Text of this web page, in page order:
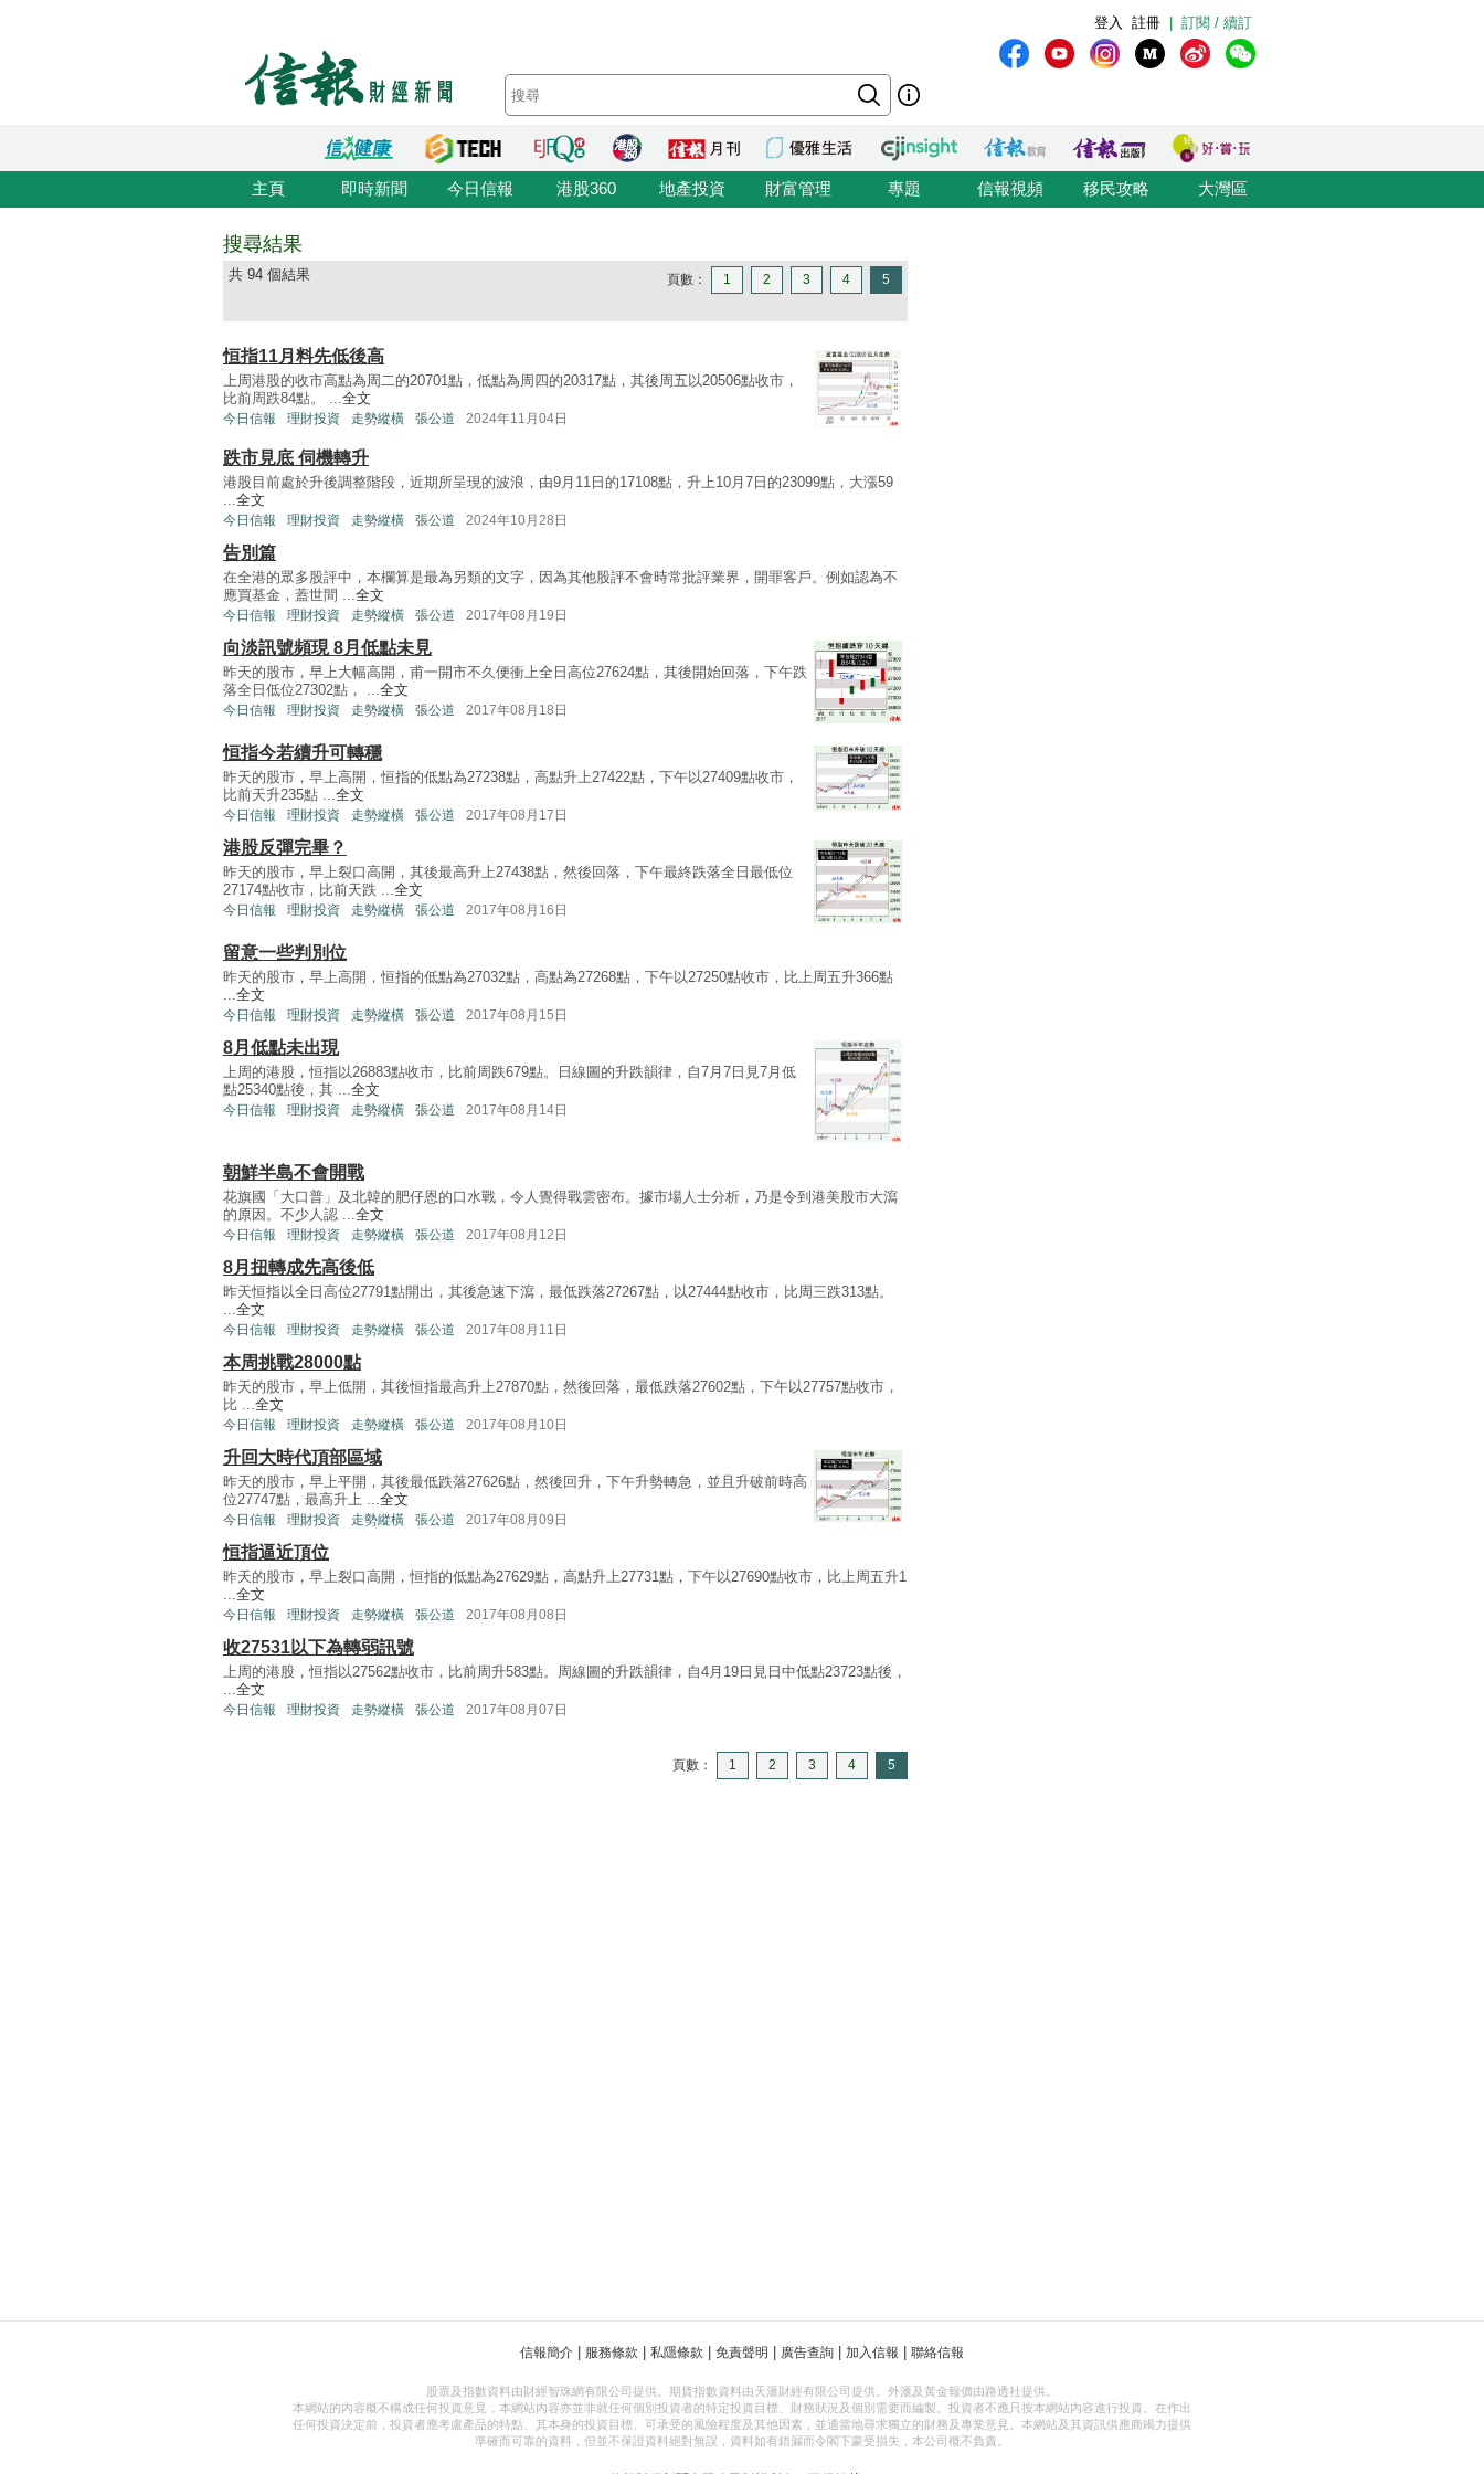
訂閱 / 續訂
註冊
登入
主頁 即時新聞 今日信報 港股360 地產投資 財富管理 專題 信報視頻 移民攻略 大灣區
搜尋結果
共 94 個結果 頁數： 1 2 3 4 5
恒指11月料先低後高
上周港股的收市高點為周二的20701點，低點為周四的20317點，其後周五以20506點收市，
比前周跌84點。 ...全文
今日信報 理財投資 走勢縱橫 張公道 2024年11月04日
跌市見底 伺機轉升
港股目前處於升後調整階段，近期所呈現的波浪，由9月11日的17108點，升上10月7日的23099點，大漲59
全文
今日信報 理財投資 走勢縱橫 張公道 2024年10月28日
告別篇
在全港的眾多股評中，本欄算是最為另類的文字，因為其他股評不會時常批評業界，開罪客戶。例如認為不
應買基金，蓋世間 ... 全文
今日信報 理財投資 走勢縱橫 張公道 2017年08月19日
向淡訊號頻現 8月低點未見
昨天的股市，早上大幅高開，甫一開市不久便衝上全日高位27624點，其後開始回落，下午跌
落全日低位27302點， ... 全文
今日信報 理財投資 走勢縱橫 張公道 2017年08月18日
恒指今若續升可轉穩
昨天的股市，早上高開，恒指的低點為27238點，高點升上27422點，下午以27409點收市，
比前天升235點 ...全文
今日信報 理財投資 走勢縱橫 張公道 2017年08月17日
港股反彈完畢？
昨天的股市，早上裂口高開，其後最高升上27438點，然後回落，下午最終跌落全日最低位
27174點收市，比前天跌 ...全文
今日信報 理財投資 走勢縱橫 張公道 2017年08月16日
留意一些判別位
昨天的股市，早上高開，恒指的低點為27032點，高點為27268點，下午以27250點收市，比上周五升366點
...全文
今日信報 理財投資 走勢縱橫 張公道 2017年08月15日
8月低點未出現
上周的港股，恒指以26883點收市，比前周跌679點。日線圖的升跌韻律，自7月7日見7月低
點25340點後，其 ...全文
今日信報 理財投資 走勢縱橫 張公道 2017年08月14日
朝鮮半島不會開戰
花旗國「大口普」及北韓的肥仔恩的口水戰，令人覺得戰雲密布。據市場人士分析，乃是令到港美股市大瀉
的原因。不少人認 ... 全文
今日信報 理財投資 走勢縱橫 張公道 2017年08月12日
8月扭轉成先高後低
昨天恒指以全日高位27791點開出，其後急速下瀉，最低跌落27267點，以27444點收市，比周三跌313點。
全文
今日信報 理財投資 走勢縱橫 張公道 2017年08月11日
本周挑戰28000點
昨天的股市，早上低開，其後恒指最高升上27870點，然後回落，最低跌落27602點，下午以27757點收市，
比 ... 全文
今日信報 理財投資 走勢縱橫 張公道 2017年08月10日
升回大時代頂部區域
昨天的股市，早上平開，其後最低跌落27626點，然後回升，下午升勢轉急，並且升破前時高
位27747點，最高升上 ... 全文
今日信報 理財投資 走勢縱橫 張公道 2017年08月09日
恒指逼近頂位
昨天的股市，早上裂口高開，恒指的低點為27629點，高點升上27731點，下午以27690點收市，比上周五升1
全文
今日信報 理財投資 走勢縱橫 張公道 2017年08月08日
收27531以下為轉弱訊號
上周的港股，恒指以27562點收市，比前周升583點。周線圖的升跌韻律，自4月19日見日中低點23723點後，
全文
今日信報 理財投資 走勢縱橫 張公道 2017年08月07日
頁數： 1 2 3 4 5
信報簡介 服務條款 私隱條款 免責聲明 廣告查詢 加入信報 聯絡信報
股票及指數資料由財經智珠網有限公司提供。期貨指數資料由天滙財經有限公司提供。外滙及黃金報價由路透社提供。
本網站的內容概不構成任何投資意見，本網站內容亦並非就任何個別投資者的特定投資目標、財務狀況及個別需要而編製。投資者不應只按本網站內容進行投資。在作出
任何投資決定前，投資者應考慮產品的特點、其本身的投資目標、可承受的風險程度及其他因素，並適當地尋求獨立的財務及專業意見。本網站及其資訊供應商竭力提供
準確而可靠的資料，但並不保證資料絕對無誤，資料如有錯漏而令閣下蒙受損失，本公司概不負責。